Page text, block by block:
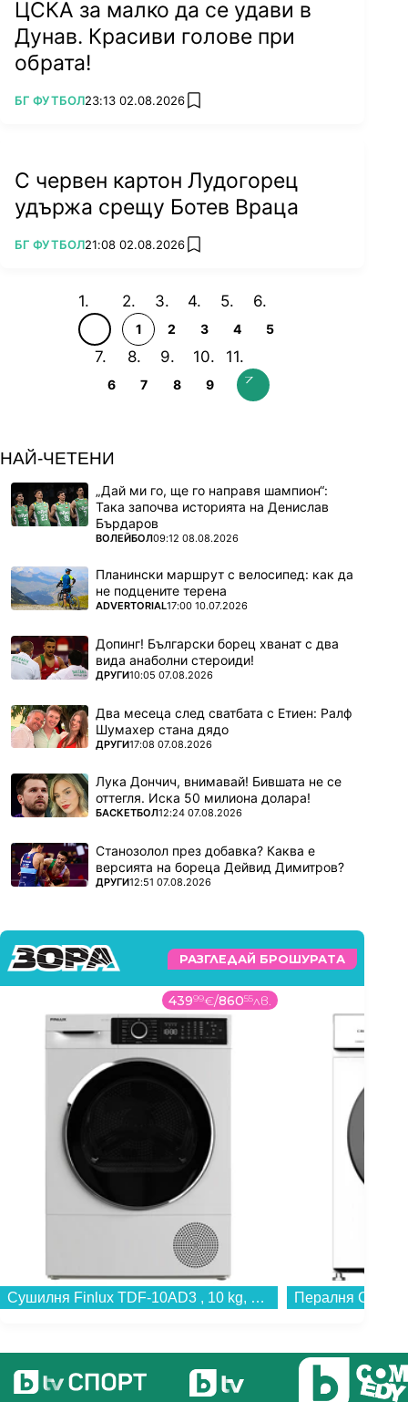
ЦСКА за малко да се удави в
Дунав. Красиви голове при
обрата!
ПОВЕЧЕ ОТ
БГ ФУТБОЛ23:13 02.08.2026 add favorites
С червен картон Лудогорец
удържа срещу Ботев Враца
ПОВЕЧЕ ОТ
БГ ФУТБОЛ21:08 02.08.2026 add favorites
1 2 3 4 5
6 7 8 9
НАЙ-ЧЕТЕНИ
„Дай ми го, ще го направя шампион“:
Така започва историята на Денислав
Бърдаров
ПОВЕЧЕ ОТ
ВОЛЕЙБОЛ09:12 08.08.2026
Планински маршрут с велосипед: как да
не подцените терена
ПОВЕЧЕ ОТ
ADVERTORIAL17:00 10.07.2026
Допинг! Български борец хванат с два
вида анаболни стероиди!
ПОВЕЧЕ ОТ
ДРУГИ10:05 07.08.2026
Два месеца след сватбата с Етиен: Ралф
Шумахер стана дядо
ПОВЕЧЕ ОТ
ДРУГИ17:08 07.08.2026
Лука Дончич, внимавай! Бившата не се
оттегля. Иска 50 милиона долара!
ПОВЕЧЕ ОТ
БАСКЕТБОЛ12:24 07.08.2026
Станозолол през добавка? Каква е
версията на бореца Дейвид Димитров?
ПОВЕЧЕ ОТ
ДРУГИ12:51 07.08.2026
РАЗГЛЕДАЙ БРОШУРАТА
43999€/86055лв.
Сушилня Finlux TDF-10AD3 , 10 kg, E , Бял...